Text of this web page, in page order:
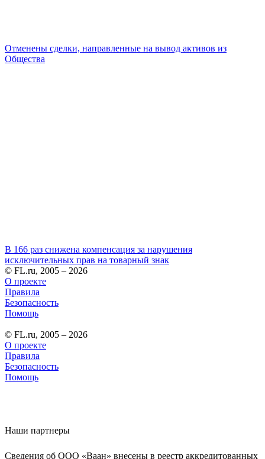
Отменены сделки, направленные на вывод активов из
Общества
В 166 раз снижена компенсация за нарушения
исключительных прав на товарный знак
© FL.ru, 2005 – 2026
О проекте
Правила
Безопасность
Помощь
© FL.ru, 2005 – 2026
О проекте
Правила
Безопасность
Помощь
Наши партнеры
Сведения об ООО «Ваан» внесены в реестр аккредитованных